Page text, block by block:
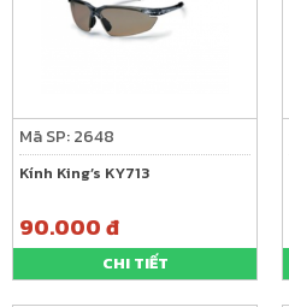
Mã SP: 2648
Kính King’s KY713
90.000 đ
CHI TIẾT